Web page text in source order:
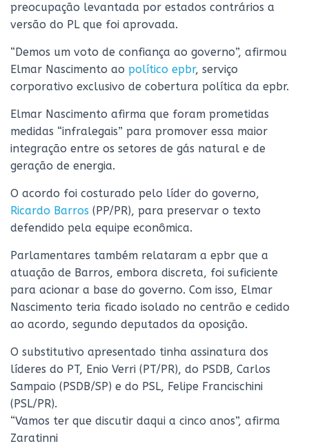
preocupação levantada por estados contrários a
versão do PL que foi aprovada.
“Demos um voto de confiança ao governo”, afirmou
Elmar Nascimento ao político epbr, serviço
corporativo exclusivo de cobertura política da epbr.
Elmar Nascimento afirma que foram prometidas
medidas “infralegais” para promover essa maior
integração entre os setores de gás natural e de
geração de energia.
O acordo foi costurado pelo líder do governo,
Ricardo Barros (PP/PR), para preservar o texto
defendido pela equipe econômica.
Parlamentares também relataram a epbr que a
atuação de Barros, embora discreta, foi suficiente
para acionar a base do governo. Com isso, Elmar
Nascimento teria ficado isolado no centrão e cedido
ao acordo, segundo deputados da oposição.
O substitutivo apresentado tinha assinatura dos
líderes do PT, Enio Verri (PT/PR), do PSDB, Carlos
Sampaio (PSDB/SP) e do PSL, Felipe Francischini
(PSL/PR).
“Vamos ter que discutir daqui a cinco anos”, afirma
Zaratinni